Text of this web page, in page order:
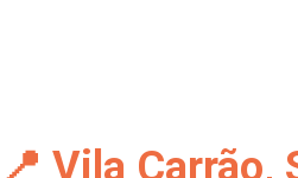
📍 Vila Carrão,